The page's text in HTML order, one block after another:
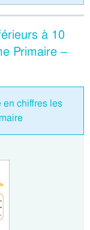
à 10
Primaire –
en chiffres les